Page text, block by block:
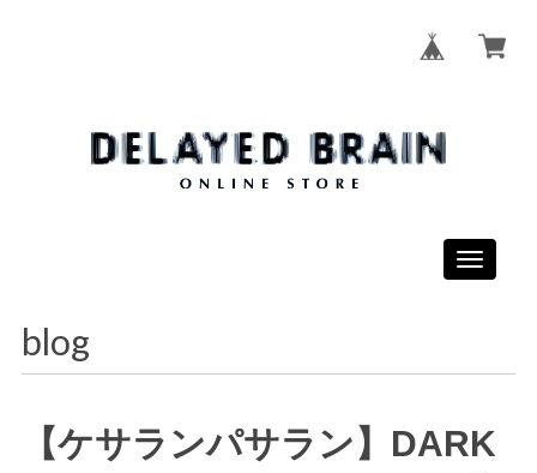
Toggle
blog
【ケサランパサラン】DARK